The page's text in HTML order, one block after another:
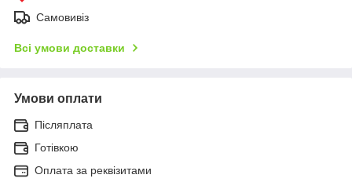
Самовивіз
Всі умови доставки
Умови оплати
Післяплата
Готівкою
Оплата за реквізитами